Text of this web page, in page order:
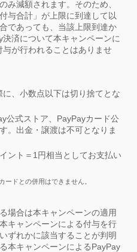
み減額されます。そのため、
与合計」が上限に到達して以
であっても、当該上限到達か
済について本キャンペーンに
与が行われることはありませ
、小数点以下は切り捨てとな
公式ストア、PayPayカード公
。出金・譲渡は不可となりま
ント＝1円相当としてお支払い
ードとの併用はできません。
場合は本キャンペーンの適用
キャンペーンによる付与を行
ずれかに該当することが判明
本キャンペーンによるPayPay